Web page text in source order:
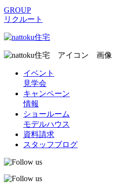
GROUP
リクルート
イベント
見学会
キャンペーン
情報
ショールーム
モデルハウス
資料請求
スタッフブログ